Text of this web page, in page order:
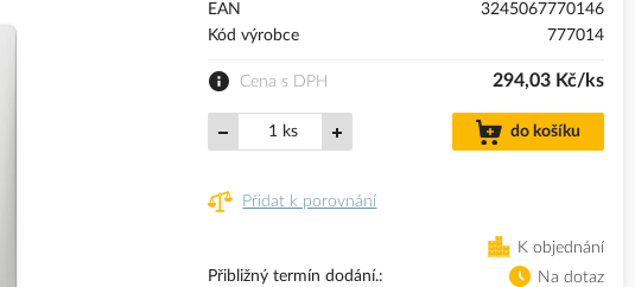
EAN
3245067770146
Kód výrobce
777014
Cena s DPH 294,03 Kč/ks
ks do košíku
Přidat k porovnání
K objednání
Přibližný termín dodání.
Na dotaz